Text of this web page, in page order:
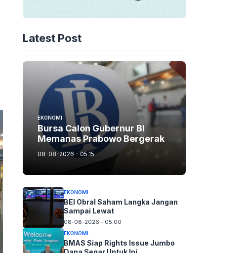
Latest Post
EKONOMI
Bursa Calon Gubernur BI
Memanas Prabowo Bergerak
08-08-2026 - 05.15
EKONOMI
BEI Obral Saham Langka Jangan
Sampai Lewat
08-08-2026 - 05.00
EKONOMI
BMAS Siap Rights Issue Jumbo